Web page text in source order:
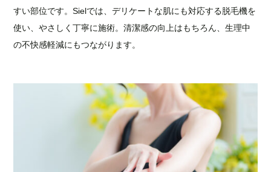
すい部位です。Sielでは、デリケートな肌にも対応する脱毛機を
使い、やさしく丁寧に施術。清潔感の向上はもちろん、生理中
の不快感軽減にもつながります。